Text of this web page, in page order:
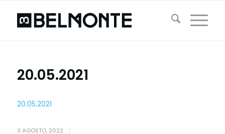
20.05.2021
20.05.2021
3 AGOSTO, 2022 /